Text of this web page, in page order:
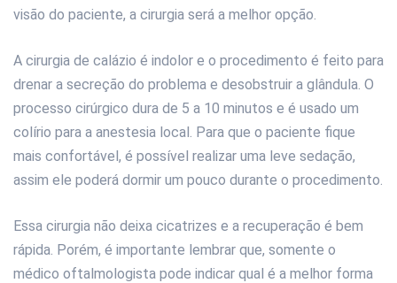
visão do paciente, a cirurgia será a melhor opção.
A cirurgia de calázio é indolor e o procedimento é feito para
drenar a secreção do problema e desobstruir a glândula. O
processo cirúrgico dura de 5 a 10 minutos e é usado um
colírio para a anestesia local. Para que o paciente fique
mais confortável, é possível realizar uma leve sedação,
assim ele poderá dormir um pouco durante o procedimento.
Essa cirurgia não deixa cicatrizes e a recuperação é bem
rápida. Porém, é importante lembrar que, somente o
médico oftalmologista pode indicar qual é a melhor forma